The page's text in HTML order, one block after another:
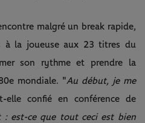
malgré un break rapide,
à la joueuse aux 23 titres du
son rythme et prendre la
mondiale. "Au début, je me
elle confié en conférence de
: est-ce que tout ceci est bien